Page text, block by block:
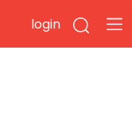
login